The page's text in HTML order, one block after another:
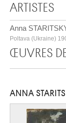
ARTISTES
Anna
Poltava (Ukraine)
ŒUVRES
ANNA